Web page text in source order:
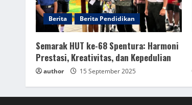
Berita Berita Pendidikan
Semarak HUT ke-68 Spentura: Harmoni
Prestasi, Kreativitas, dan Kepedulian
author 15 September 2025